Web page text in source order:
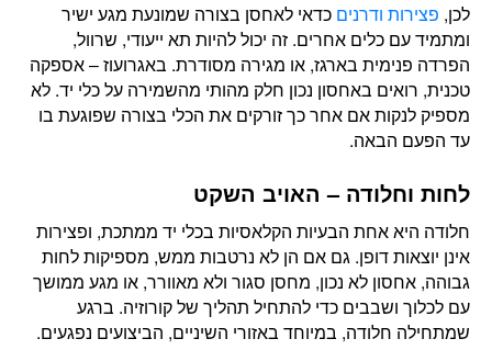
לכן, פצירות ודרנים כדאי לאחסן בצורה שמונעת מגע ישיר
ומתמיד עם כלים אחרים. זה יכול להיות תא ייעודי, שרוול,
הפרדה פנימית בארגז, או מגירה מסודרת. באגרועוז – אספקה
טכנית, רואים באחסון נכון חלק מהותי מהשמירה על כלי יד. לא
מספיק לנקות אם אחר כך זורקים את הכלי בצורה שפוגעת בו
עד הפעם הבאה.
לחות וחלודה – האויב השקט
חלודה היא אחת הבעיות הקלאסיות בכלי יד ממתכת, ופצירות
אינן יוצאות דופן. גם אם הן לא נרטבות ממש, מספיקות לחות
גבוהה, אחסון לא נכון, מחסן סגור ולא מאוורר, או מגע ממושך
עם לכלוך ושבבים כדי להתחיל תהליך של קורוזיה. ברגע
שמתחילה חלודה, במיוחד באזורי השיניים, הביצועים נפגעים.